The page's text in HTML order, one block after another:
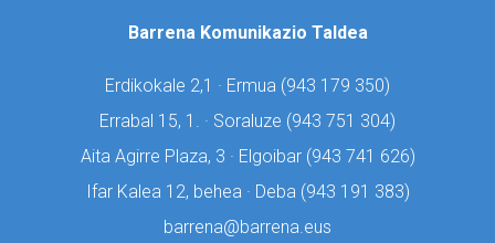
Barrena Komunikazio Taldea
Erdikokale 2,1 · Ermua (943 179 350)
Errabal 15, 1. · Soraluze (943 751 304)
Aita Agirre Plaza, 3 · Elgoibar (943 741 626)
Ifar Kalea 12, behea · Deba (943 191 383)
barrena@barrena.eus